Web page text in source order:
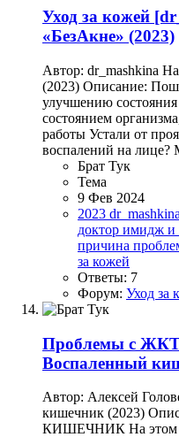
Уход за кожей
«БезАкне» (2023)
Автор: dr_mashkina
(2023) Описание:
улучшению
состоянием
работы Устали от
воспалений на лице?
Брат Тук
Тема
9 Фев 2024
2023 dr_mashkina
доктор имидж и
причина
за кожей
Ответы: 7
Форум: Уход за
Проблемы с
Воспаленный
Автор: Алексей
кишечник (2023)
КИШЕЧНИК На этом